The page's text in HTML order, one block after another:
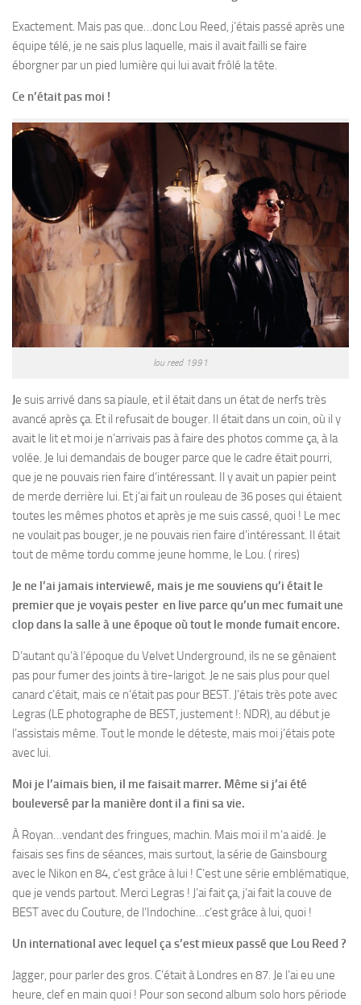
Exactement. Mais pas que…donc Lou Reed, j’étais passé après une
équipe télé, je ne sais plus laquelle, mais il avait failli se faire
éborgner par un pied lumière qui lui avait frôlé la tête.
Ce n’était pas moi !
lou reed 1991
Je suis arrivé dans sa piaule, et il était dans un état de nerfs très
avancé après ça. Et il refusait de bouger. Il était dans un coin, où il y
avait le lit et moi je n’arrivais pas à faire des photos comme ça, à la
volée. Je lui demandais de bouger parce que le cadre était pourri,
que je ne pouvais rien faire d’intéressant. Il y avait un papier peint
de merde derrière lui. Et j‘ai fait un rouleau de 36 poses qui étaient
toutes les mêmes photos et après je me suis cassé, quoi ! Le mec
ne voulait pas bouger, je ne pouvais rien faire d’intéressant. Il était
tout de même tordu comme jeune homme, le Lou. ( rires)
Je ne l’ai jamais interviewé, mais je me souviens qu’i était le
premier que je voyais pester en live parce qu’un mec fumait une
clop dans la salle à une époque où tout le monde fumait encore.
D’autant qu’à l’époque du Velvet Underground, ils ne se gênaient
pas pour fumer des joints à tire-larigot. Je ne sais plus pour quel
canard c’était, mais ce n’était pas pour BEST. J’étais très pote avec
Legras (LE photographe de BEST, justement !: NDR), au début je
l’assistais même. Tout le monde le déteste, mais moi j’étais pote
avec lui.
Moi je l’aimais bien, il me faisait marrer. Même si j’ai été
bouleversé par la manière dont il a fini sa vie.
À Royan…vendant des fringues, machin. Mais moi il m’a aidé. Je
faisais ses fins de séances, mais surtout, la série de Gainsbourg
avec le Nikon en 84, c’est grâce à lui ! C’est une série emblématique,
que je vends partout. Merci Legras ! J’ai fait ça, j’ai fait la couve de
BEST avec du Couture, de l’Indochine…c’est grâce à lui, quoi !
Un international avec lequel ça s’est mieux passé que Lou Reed ?
Jagger, pour parler des gros. C’était à Londres en 87. Je l’ai eu une
heure, clef en main quoi ! Pour son second album solo hors période